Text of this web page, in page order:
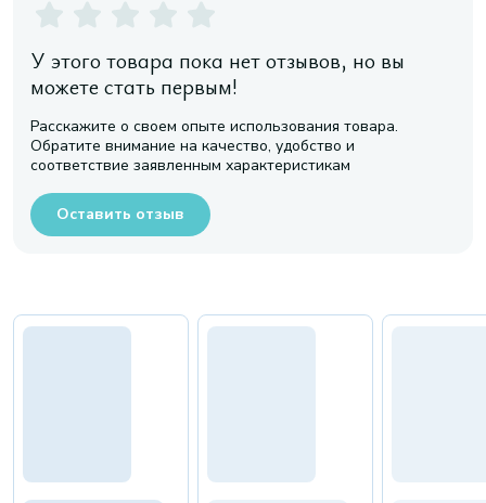
У этого товара пока нет отзывов, но вы
можете стать первым!
Расскажите о своем опыте использования товара.
Обратите внимание на качество, удобство и
соответствие заявленным характеристикам
Оставить отзыв